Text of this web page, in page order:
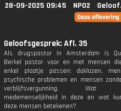
28-09-2025 09:45 NPO2
Geloofsgesprek: Afl. 35
Als drugspastor in Amsterdam is
Berkel pastor voor en met mensen
enkel plaatje passen: daklozen,
psychische problemen en mensen
verblijfsvergunning. Wat
medemenselijkheid in deze en wat
deze mensen betekenen?